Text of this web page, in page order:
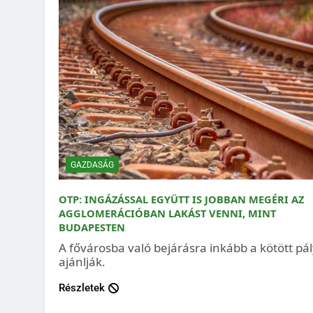
GAZDASÁG
OTP: INGÁZÁSSAL EGYÜTT IS JOBBAN MEGÉRI AZ
AGGLOMERÁCIÓBAN LAKÁST VENNI, MINT
BUDAPESTEN
A fővárosba való bejárásra inkább a kötött
ajánlják.
Részletek